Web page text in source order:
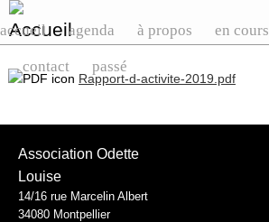
accueil agenda à propos en cours
contact passé
Rapport-d-activite-2019.pdf
Association Odette
Louise
14/16 rue Marcelin Albert
34080 Montpellier